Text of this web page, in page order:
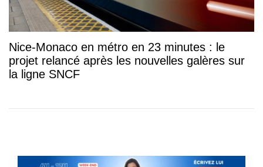
Nice-Monaco en métro en 23 minutes : le
projet relancé après les nouvelles galères sur
la ligne SNCF